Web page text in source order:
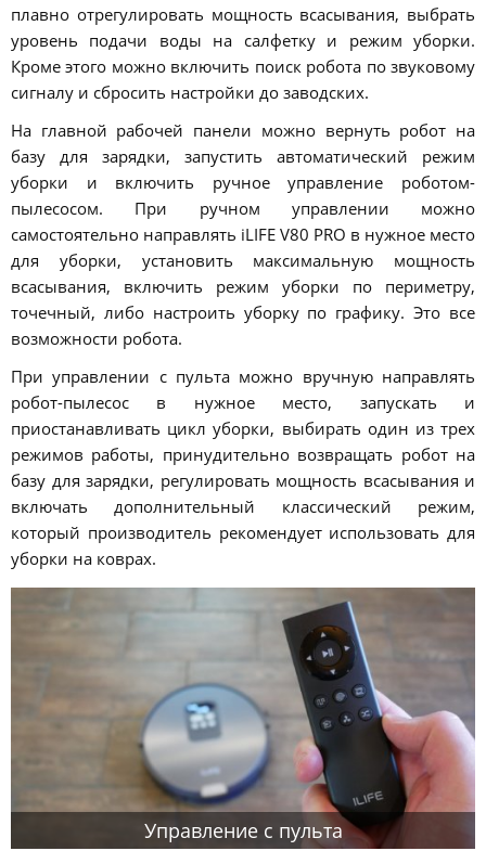
плавно отрегулировать мощность всасывания, выбрать
уровень подачи воды на салфетку и режим уборки.
Кроме этого можно включить поиск робота по звуковому
сигналу и сбросить настройки до заводских.
На главной рабочей панели можно вернуть робот на
базу для зарядки, запустить автоматический режим
уборки и включить ручное управление роботом-
пылесосом. При ручном управлении можно
самостоятельно направлять iLIFE V80 PRO в нужное место
для уборки, установить максимальную мощность
всасывания, включить режим уборки по периметру,
точечный, либо настроить уборку по графику. Это все
возможности робота.
При управлении с пульта можно вручную направлять
робот-пылесос в нужное место, запускать и
приостанавливать цикл уборки, выбирать один из трех
режимов работы, принудительно возвращать робот на
базу для зарядки, регулировать мощность всасывания и
включать дополнительный классический режим,
который производитель рекомендует использовать для
уборки на коврах.
Управление с пульта